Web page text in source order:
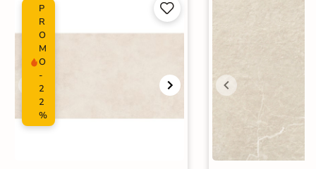
P
R
O
M
O
-
2
2
%

